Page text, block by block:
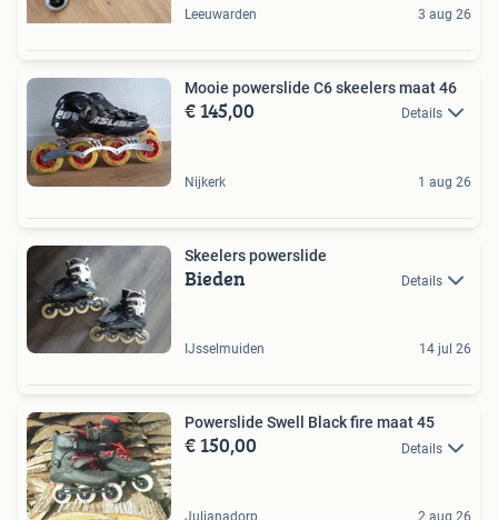
Leeuwarden 3 aug 26
Mooie powerslide C6 skeelers maat 46
€ 145,00 Details
Nijkerk 1 aug 26
Skeelers powerslide
Bieden Details
IJsselmuiden 14 jul 26
Powerslide Swell Black fire maat 45
€ 150,00 Details
Julianadorp 2 aug 26